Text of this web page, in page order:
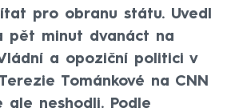
pro obranu státu. Uvedl
pět minut dvanáct na
a opoziční politici v
Tománkové na CNN
ale neshodli. Podle